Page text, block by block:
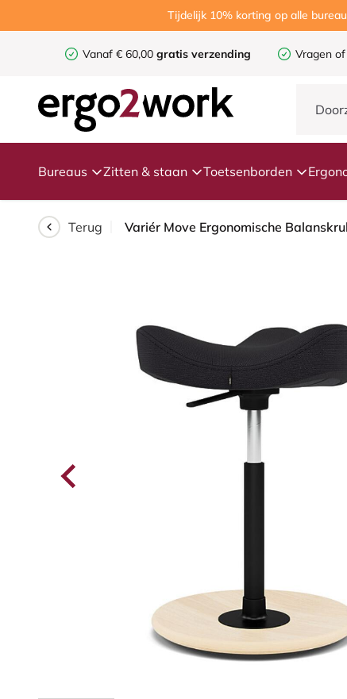
Tijdelijk 10% korting op alle
Vanaf € 60,00 gratis verzending Vragen
Bureaus Zitten & staan Toetsenborden
Terug Variér Move Ergonomische